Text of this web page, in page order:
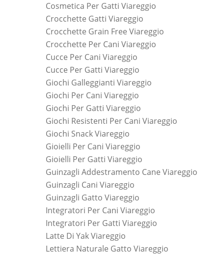
Cosmetica Per Gatti Viareggio
Crocchette Gatti Viareggio
Crocchette Grain Free Viareggio
Crocchette Per Cani Viareggio
Cucce Per Cani Viareggio
Cucce Per Gatti Viareggio
Giochi Galleggianti Viareggio
Giochi Per Cani Viareggio
Giochi Per Gatti Viareggio
Giochi Resistenti Per Cani Viareggio
Giochi Snack Viareggio
Gioielli Per Cani Viareggio
Gioielli Per Gatti Viareggio
Guinzagli Addestramento Cane Viareggio
Guinzagli Cani Viareggio
Guinzagli Gatto Viareggio
Integratori Per Cani Viareggio
Integratori Per Gatti Viareggio
Latte Di Yak Viareggio
Lettiera Naturale Gatto Viareggio